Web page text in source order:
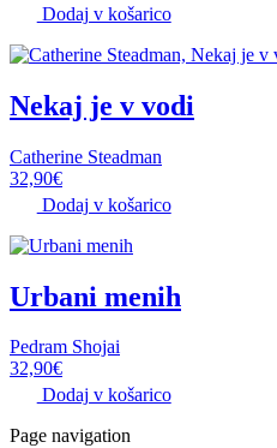
Dodaj v košarico
Nekaj je v vodi
Catherine Steadman
32,90€
Dodaj v košarico
Urbani menih
Pedram Shojai
32,90€
Dodaj v košarico
Page navigation